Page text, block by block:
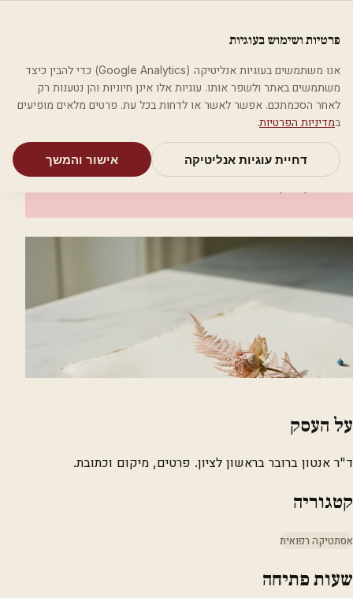
מאמריםקטגוריותחיפושאודות
בית קטגוריות אסתטיקה רפואית ד"ר אנטון ברובר
אסתטיקה רפואית
ד"ר אנטון ברובר
על העסק
ד"ר אנטון ברובר בראשון לציון. פרטים, מיקום וכתובת.
קטגוריה
אסתטיקה רפואית
שעות פתיחה
פרטיות ושימוש בעוגיות
אנו משתמשים בעוגיות אנליטיקה (Google Analytics) כדי להבין כיצד
משתמשים באתר ולשפר אותו. עוגיות אלו אינן חיוניות והן נטענות רק
לאחר הסכמתכם. אפשר לאשר או לדחות בכל עת. פרטים מלאים מופיעים
במדיניות הפרטיות.
דחיית עוגיות אנליטיקה אישור והמשך